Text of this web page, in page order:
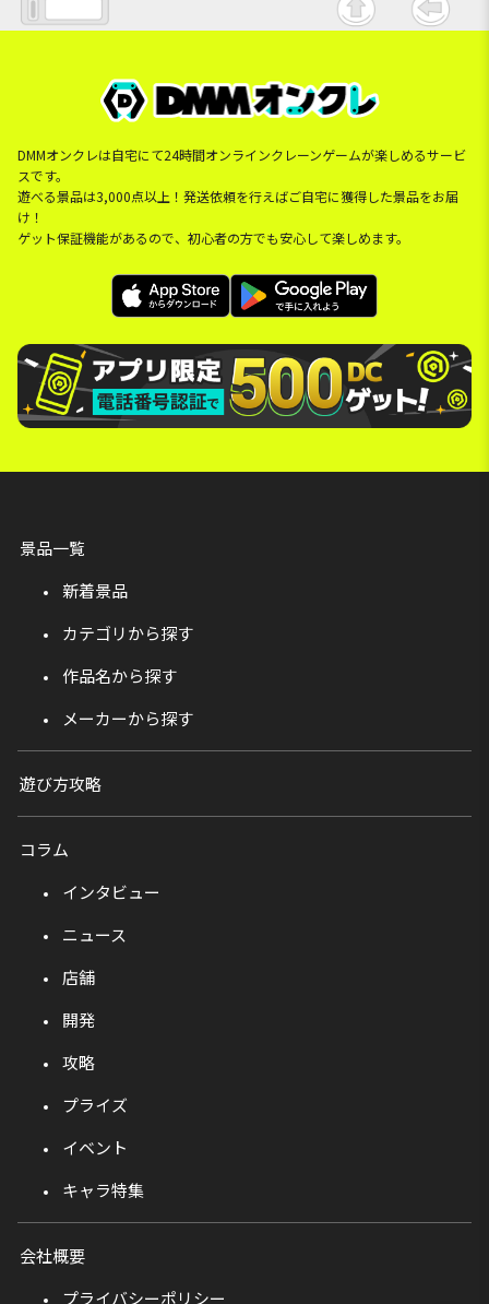
DMMオンクレは自宅にて24時間オンラインクレーンゲームが楽しめるサービ
スです。
遊べる景品は3,000点以上！発送依頼を行えばご自宅に獲得した景品をお届
け！
ゲット保証機能があるので、初心者の方でも安心して楽しめます。
景品一覧
新着景品
カテゴリから探す
作品名から探す
メーカーから探す
遊び方攻略
コラム
インタビュー
ニュース
店舗
開発
攻略
プライズ
イベント
キャラ特集
会社概要
プライバシーポリシー